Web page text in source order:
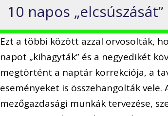
10 napos
Ezt a többi között azzal orvosolták,
napot „kihagyták” és a negyedikét
megtörtént a naptár korrekciója, a
eseményeket is összehangolták
mezőgazdasági munkák tervezése,